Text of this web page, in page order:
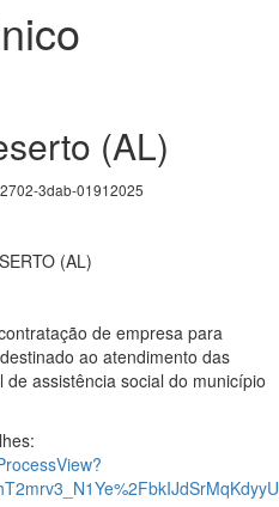
(AL)
3dab-01912025
(AL)
de empresa para
ao atendimento das
assistência social do município